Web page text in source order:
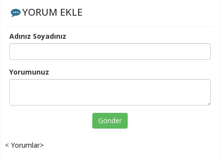
YORUM EKLE
Adınız Soyadınız
Yorumunuz
Gönder
< Yorumlar>